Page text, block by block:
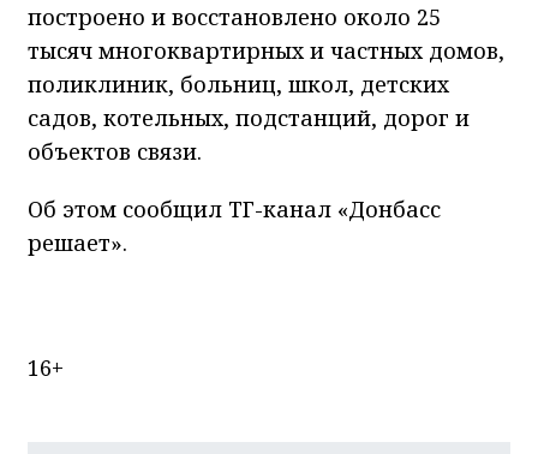
построено и восстановлено около 25
тысяч многоквартирных и частных домов,
поликлиник, больниц, школ, детских
садов, котельных, подстанций, дорог и
объектов связи.
Об этом сообщил ТГ-канал «Донбасс
решает».
16+